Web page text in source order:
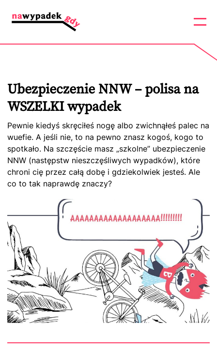
Ubezpieczenie NNW – polisa na
WSZELKI wypadek
Pewnie kiedyś skręciłeś nogę albo zwichnąłeś palec na
wuefie. A jeśli nie, to na pewno znasz kogoś, kogo to
spotkało. Na szczęście masz „szkolne” ubezpieczenie
NNW (następstw nieszczęśliwych wypadków), które
chroni cię przez całą dobę i gdziekolwiek jesteś. Ale
co to tak naprawdę znaczy?